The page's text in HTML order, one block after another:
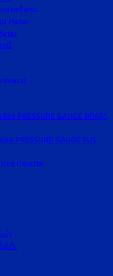
แยกโพรบ
Meter
มิ
ง PRESSURE GAUGE BRASS
PRESSURE GAUGE SUS
Pipette
น้ำ
โต๊ะ